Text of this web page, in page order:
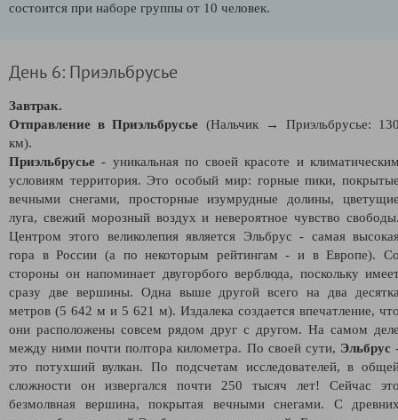
состоится при наборе группы от 10 человек.
День 6: Приэльбрусье
Завтрак.
Отправление в Приэльбрусье (Нальчик → Приэльбрусье:
км).
Приэльбрусье - уникальная по своей красоте и
условиям территория. Это особый мир: горные пики,
вечными снегами, просторные изумрудные долины,
луга, свежий морозный воздух и невероятное чувство
Центром этого великолепия является Эльбрус - самая
гора в России (а по некоторым рейтингам - и в Европе).
стороны он напоминает двугорбого верблюда, поскольку
сразу две вершины. Одна выше другой всего на два
метров (5 642 м и 5 621 м). Издалека создается впечатление,
они расположены совсем рядом друг с другом. На самом
между ними почти полтора километра. По своей сути, Эльбрус
это потухший вулкан. По подсчетам исследователей, в
сложности он извергался почти 250 тысяч лет! Сейчас
безмолвная вершина, покрытая вечными снегами. С